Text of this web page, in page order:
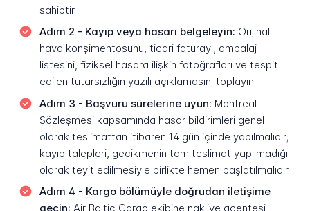
sahiptir
Adım 2 - Kayıp veya hasarı belgeleyin: Orijinal
hava konşimentosunu, ticari faturayı, ambalaj
listesini, fiziksel hasara ilişkin fotoğrafları ve tespit
edilen tutarsızlığın yazılı açıklamasını toplayın
Adım 3 - Başvuru sürelerine uyun: Montreal
Sözleşmesi kapsamında hasar bildirimleri genel
olarak teslimattan itibaren 14 gün içinde yapılmalıdır;
kayıp talepleri, gecikmenin tam teslimat yapılmadığı
olarak teyit edilmesiyle birlikte hemen başlatılmalıdır
Adım 4 - Kargo bölümüyle doğrudan iletişime
geçin: Air Baltic Cargo ekibine nakliye acentesi